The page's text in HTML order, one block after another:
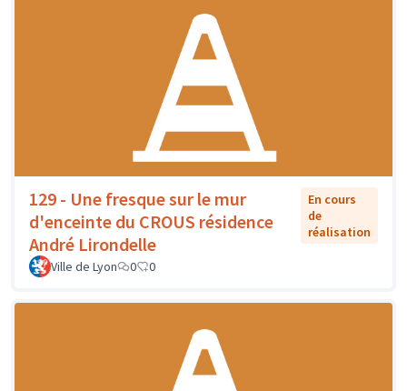
129 - Une fresque sur le mur
d'enceinte du CROUS résidence
André Lirondelle
En cours
de
réalisation
Ville de Lyon 0 0